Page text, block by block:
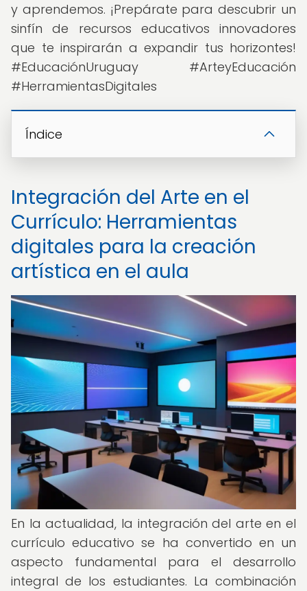
y aprendemos. ¡Prepárate para descubrir un
sinfín de recursos educativos innovadores
que te inspirarán a expandir tus horizontes!
#EducaciónUruguay #ArteyEducación
#HerramientasDigitales
Índice
Integración del Arte en el
Currículo: Herramientas
digitales para la creación
artística en el aula
En la actualidad, la integración del arte en el
currículo educativo se ha convertido en un
aspecto fundamental para el desarrollo
integral de los estudiantes. La combinación